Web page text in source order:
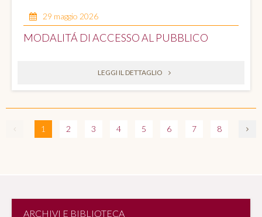
29 maggio 2026
MODALITÁ DI ACCESSO AL PUBBLICO
LEGGI IL DETTAGLIO
1 2 3 4 5 6 7 8
ARCHIVI E BIBLIOTECA